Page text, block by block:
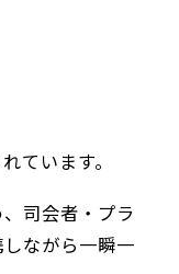
ています。
司会者・プラ
ながら一瞬一